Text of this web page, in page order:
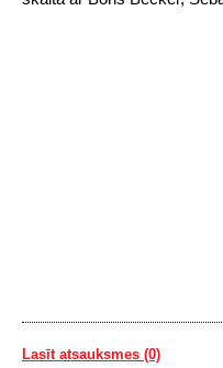
Lasīt atsauksmes (0)